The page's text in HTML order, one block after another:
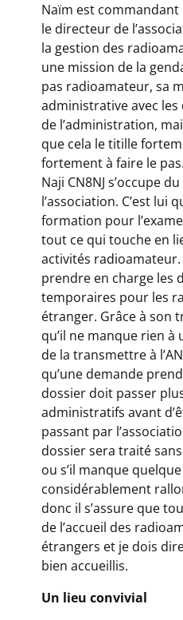
Naïm est
le directeur de
la gestion des
une mission de la
pas radioamateur, sa
administrative avec
de l’administration,
que cela le titille
fortement à faire le pas.
Naji CN8NJ s’occupe
l’association. C’est lui
formation pour
tout ce qui touche en
activités radioamateur.
prendre en charge les
temporaires pour les
étranger. Grâce à son
qu’il ne manque rien à
de la transmettre à
qu’une demande
dossier doit passer
administratifs avant
passant par
dossier sera traité
ou s’il manque
considérablement
donc il s’assure que
de l’accueil des
étrangers et je dois
bien accueillis.
Un lieu convivial